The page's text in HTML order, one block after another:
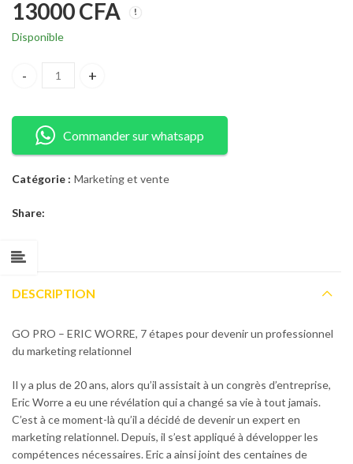
13000CFA
Disponible
GO PRO – ERIC WORRE, 7 étapes pour devenir un
Commander sur whatsapp
Catégorie : Marketing et vente
Share:
DESCRIPTION
GO PRO – ERIC WORRE, 7 étapes pour devenir un professionnel
du marketing relationnel
Il y a plus de 20 ans, alors qu’il assistait à un congrès d’entreprise,
Eric Worre a eu une révélation qui a changé sa vie à tout jamais.
C’est à ce moment-là qu’il a décidé de devenir un expert en
marketing relationnel. Depuis, il s’est appliqué à développer les
compétences nécessaires. Eric a ainsi joint des centaines de